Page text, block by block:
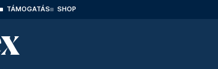
TÁMOGATÁS SHOP